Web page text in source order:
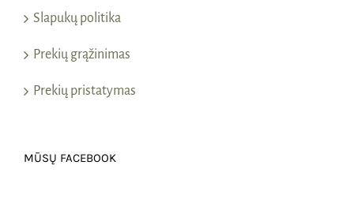
Slapukų politika
Prekių grąžinimas
Prekių pristatymas
MŪSŲ FACEBOOK